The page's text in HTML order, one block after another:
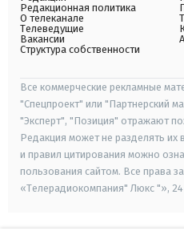
Редакционная политика
О телеканале
Телеведущие
Вакансии
Структура собственности
Все коммерческие рекламные
"Спецпроект" или "Партнерский
"Эксперт", "Позиция" отражают
Редакция может не разделять
и правил цитирования можно
пользования сайтом. Все права
«Телерадиокомпания" Люкс "»,